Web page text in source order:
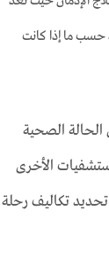
حسب ما إذا كانت
الحالة الصحية
الأخرى
تكاليف رحلة